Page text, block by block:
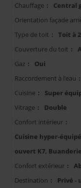
Chauffage :
Central
Orientation façade
Type de toit :
Toit à
Couverture du toit :
Gaz :
Oui
Raccordement à l’eau :
Cuisine :
Super
Vitrage :
Double
Confort intérieur :
Cuisine hyper-
ouvert K7, Buanderie
Confort extérieur :
Destination :
Privé -